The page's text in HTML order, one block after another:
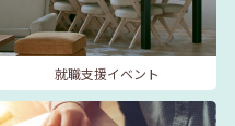
就職支援イベント